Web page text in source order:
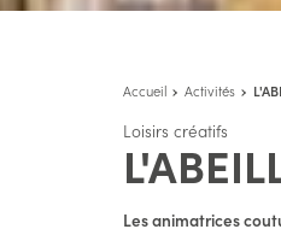
Accueil Activités
Loisirs créatifs
Les animatrices